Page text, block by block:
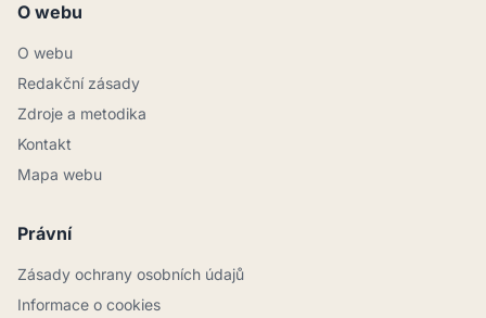
O webu
O webu
Redakční zásady
Zdroje a metodika
Kontakt
Mapa webu
Právní
Zásady ochrany osobních údajů
Informace o cookies